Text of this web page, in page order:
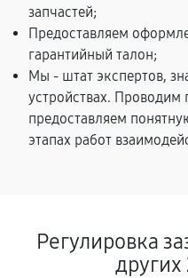
запчастей;
Предоставляем
гарантийный талон;
Мы - штат экспертов,
устройствах. Проводим
предоставляем
этапах работ
Регулировка